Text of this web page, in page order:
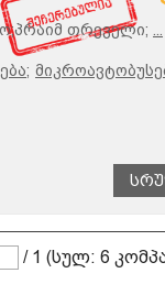
თრეველი;
/ 1 (სულ: 6